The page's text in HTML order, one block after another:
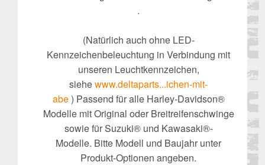
.
(Natürlich auch ohne LED-
Kennzeichenbeleuchtung in Verbindung mit
unseren Leuchtkennzeichen,
siehewww.deltaparts...ichen-mit-
abe) Passend für alle Harley-Davidson®
Modelle mit Original oder Breitreifenschwinge
sowie für Suzuki® und Kawasaki®-
Modelle. Bitte Modell und Baujahr unter
Produkt-Optionen angeben.